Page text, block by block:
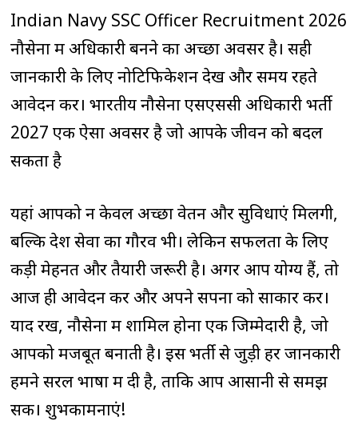
Indian Navy SSC Officer Recruitment 2026
नौसेना में अधिकारी बनने का अच्छा अवसर है। सही
जानकारी के लिए नोटिफिकेशन देखें और समय रहते
आवेदन करें। भारतीय नौसेना एसएससी अधिकारी भर्ती
2027 एक ऐसा अवसर है जो आपके जीवन को बदल
सकता है
यहां आपको न केवल अच्छा वेतन और सुविधाएं मिलेंगी,
बल्कि देश सेवा का गौरव भी। लेकिन सफलता के लिए
कड़ी मेहनत और तैयारी जरूरी है। अगर आप योग्य हैं, तो
आज ही आवेदन करें और अपने सपनों को साकार करें।
याद रखें, नौसेना में शामिल होना एक जिम्मेदारी है, जो
आपको मजबूत बनाती है। इस भर्ती से जुड़ी हर जानकारी
हमने सरल भाषा में दी है, ताकि आप आसानी से समझ
सकें। शुभकामनाएं!